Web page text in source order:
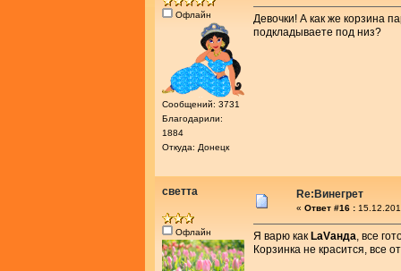
Офлайн
Сообщений: 3731
Благодарили:
1884
Откуда: Донецк
Девочки! А как же корзина
подкладываете под низ?
светта
Офлайн
Re:Винегрет
« Ответ #16 :
Я варю как LаVанда, все
Корзинка не красится, все